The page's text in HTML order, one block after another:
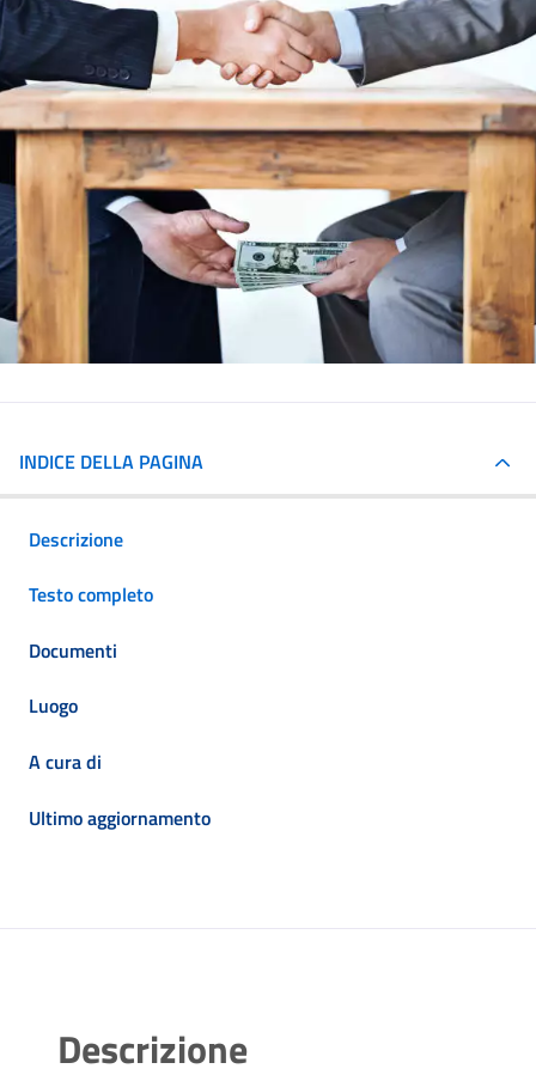
INDICE DELLA PAGINA
Descrizione
Testo completo
Documenti
Luogo
A cura di
Ultimo aggiornamento
Descrizione